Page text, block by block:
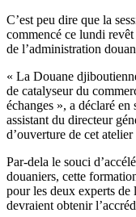
C’est peu dire que la
commencé ce lundi
de l’administration
« La Douane
de catalyseur du
échanges », a déclaré
assistant du directeur
d’ouverture de cet
Par-dela le souci
douaniers, cette
pour les deux experts de
devraient obtenir